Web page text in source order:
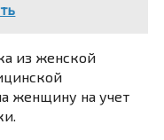
из женской
женщину на учет